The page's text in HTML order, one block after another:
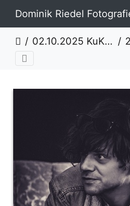
Dominik Riedel
02.10.2025 KuKav präsentiert - Der Nino aus Wien